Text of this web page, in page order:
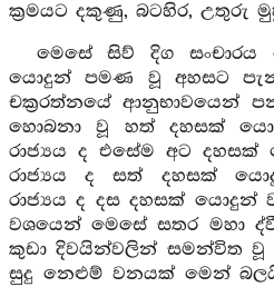
ක්‍රමයට දකුණු, බටහිර, උතුරු
මෙසේ සිව් දිග
යොදුන් පමණ වූ අහසට
චක්‍රරත්නයේ ආනුභාවයෙන්
හොබනා වූ හත් දහසක්
රාජ්‍යය ද එසේම අට
රාජ්‍යය ද සත් දහසක්
රාජ්‍යය ද දස දහසක් යොදුන්
වශයෙන් මෙසේ සතර මහා
කුඩා දිවයින්වලින් සමන්විත
සුදු නෙළුම් වනයක් මෙන්